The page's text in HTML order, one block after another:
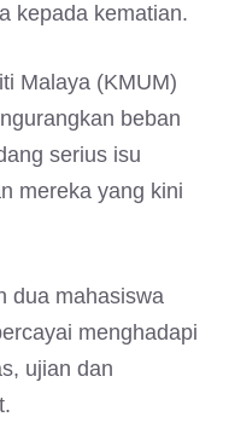
kepada kematian.
Malaya (KMUM)
beban
serius isu
mereka yang kini
dua mahasiswa
menghadapi
ujian dan